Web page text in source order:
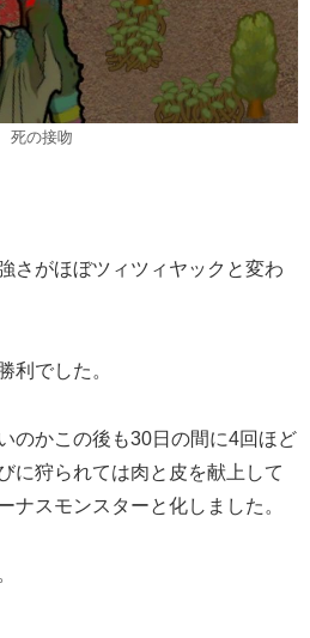
死の接吻
さがほぼツィツィヤックと変わ
利でした。
のかこの後も30日の間に4回ほど
に狩られては肉と皮を献上して
ナスモンスターと化しました。